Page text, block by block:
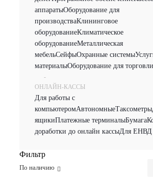
аппаратыОборудование для
производстваКлининговое
оборудованиеКлиматическое
оборудованиеМеталлическая
мебельСейфыОхранные системы
материалыОборудование для торговли
-
ОНЛАЙН-КАССЫ
Для работы с
компьютеромАвтономныеТаксометры
ящикиПлатежные терминалыБумага
доработки до онлайн кассыДля ЕНВД
Фильтр
По наличию